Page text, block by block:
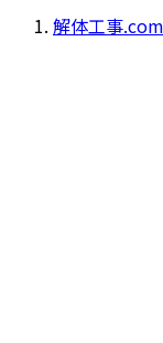
解体工事.com